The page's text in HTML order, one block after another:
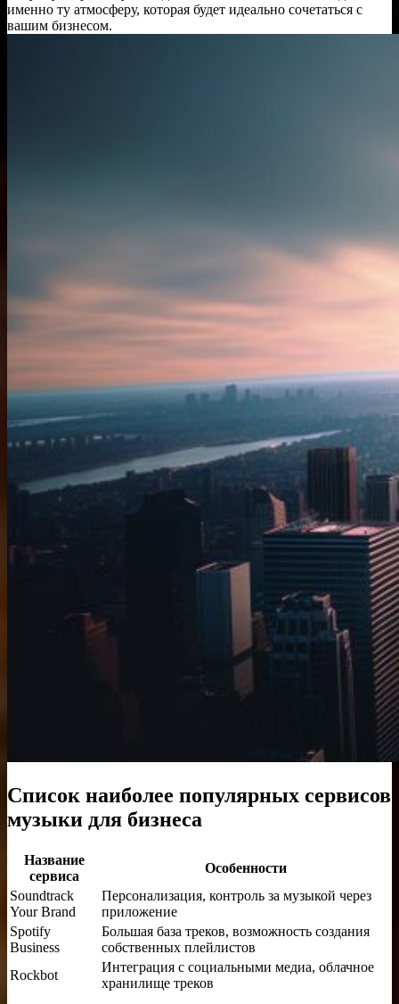
именно ту атмосферу, которая будет идеально сочетаться с
вашим бизнесом.
Список наиболее популярных сервисов
музыки для бизнеса
Название
сервиса
Особенности
Soundtrack
Your Brand
Персонализация, контроль за музыкой через
приложение
Spotify
Business
Большая база треков, возможность создания
собственных плейлистов
Rockbot
Интеграция с социальными медиа, облачное
хранилище треков